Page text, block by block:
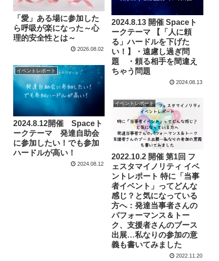
「愛」ある場に参加した
ら呼吸が楽になった～心
理的安全性とは～
2026.08.02
2024.8.13 開催 Spaceト
ークテーマ 【「人に頼
る」ハードルを下げた
い！】・遠慮し過ぎ問
題 ・頼る相手を間違え
ちゃう問題
2024.08.13
イベントレポート
2024.8.12開催 Spaceト
ークテーマ 発達自助会
に参加したい！でも参加
ハードルが高い！
2024.08.12
イベントレポート
2022.10.2 開催 第1回 フ
ェスタマイノリティ イベ
ントレポート 特に「当事
者イベント」ってどんな
感じ？と気になっている
方へ：発達当事者さんの
パフォーマンス＆トー
ク、支援者さんのブース
出展…私なりの参加の意
義も書いてみました
2022.11.20